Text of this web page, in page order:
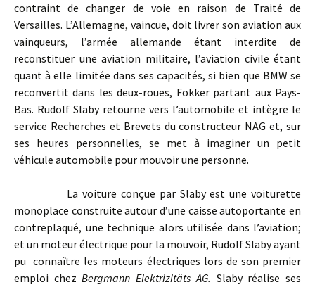
contraint de changer de voie en raison de Traité de
Versailles. L’Allemagne, vaincue, doit livrer son aviation aux
vainqueurs, l’armée allemande étant interdite de
reconstituer une aviation militaire, l’aviation civile étant
quant à elle limitée dans ses capacités, si bien que BMW se
reconvertit dans les deux-roues, Fokker partant aux Pays-
Bas. Rudolf Slaby retourne vers l’automobile et intègre le
service Recherches et Brevets du constructeur NAG et, sur
ses heures personnelles, se met à imaginer un petit
véhicule automobile pour mouvoir une personne.
La voiture conçue par Slaby est une voiturette
monoplace construite autour d’une caisse autoportante en
contreplaqué, une technique alors utilisée dans l’aviation;
et un moteur électrique pour la mouvoir, Rudolf Slaby ayant
pu connaître les moteurs électriques lors de son premier
emploi chez Bergmann Elektrizitäts AG. Slaby réalise ses